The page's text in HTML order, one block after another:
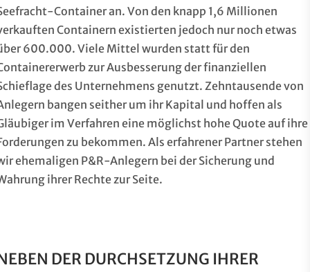
Container an. Von den knapp 1,6 Millionen
Containern existierten jedoch nur noch etwas
600.000. Viele Mittel wurden statt für den
zur Ausbesserung der finanziellen
des Unternehmens genutzt. Zehntausende von
bangen seither um ihr Kapital und hoffen als
im Verfahren eine möglichst hohe Quote auf ihre
zu bekommen. Als erfahrener Partner stehen
ehemaligen P&R-Anlegern bei der Sicherung und
ihrer Rechte zur Seite.
DER DURCHSETZUNG IHRER